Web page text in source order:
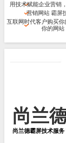
用技术赋能企业营销
营销网站 霸屏
互联网时代客户购买
你的网站
尚兰
尚兰德霸屏技术服